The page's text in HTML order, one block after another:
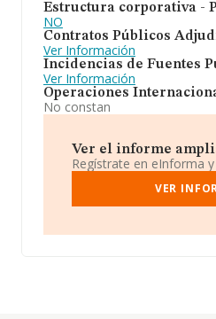
Estructura corporativa -
NO
Contratos Públicos
Ver Información
Incidencias de Fuentes
Ver Información
Operaciones
No constan
Ver el informe
Regístrate en eInforma
VER